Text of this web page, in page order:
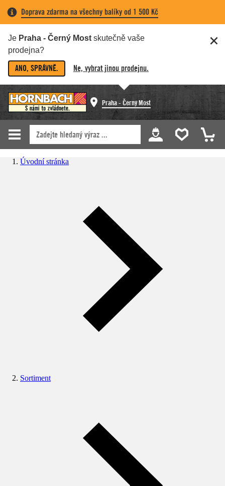
Doprava zdarma na všechny balíky od 1 500 Kč
Je Praha - Černý Most skutečně vaše
prodejna?
ANO, SPRÁVNĚ. Ne, vybrat jinou prodejnu.
Praha - Černý Most
Úvodní stránka
Sortiment